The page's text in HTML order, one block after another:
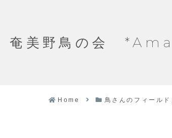
奄美野鳥の会
Home 鳥さんのフィールド